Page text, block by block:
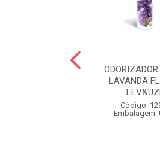
LAVANDA
Código:
Embalagem: